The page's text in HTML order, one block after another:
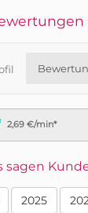
2,69 €/min*
sagen
2025